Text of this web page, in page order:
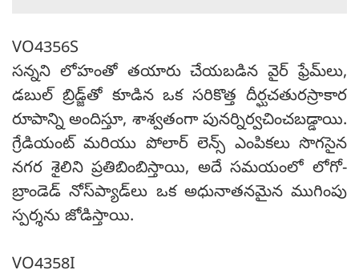
VO4356S
సన్నని లోహంతో తయారు చేయబడిన వైర్ ఫ్రేమ్‌లు,
డబుల్ బ్రిడ్జ్‌తో కూడిన ఒక సరికొత్త దీర్ఘచతురస్రాకార
రూపాన్ని అందిస్తూ, శాశ్వతంగా పునర్నిర్వచించబడ్డాయి.
గ్రేడియంట్ మరియు పోలార్ లెన్స్ ఎంపికలు సొగసైన
నగర శైలిని ప్రతిబింబిస్తాయి, అదే సమయంలో లోగో-
బ్రాండెడ్ నోస్‌ప్యాడ్‌లు ఒక అధునాతనమైన ముగింపు
స్పర్శను జోడిస్తాయి.
VO4358I